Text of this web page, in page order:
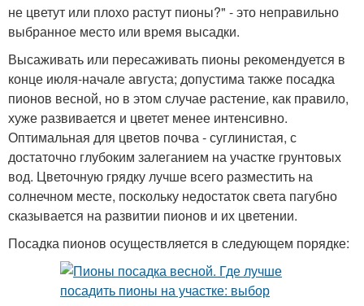
не цветут или плохо растут пионы?" - это неправильно
выбранное место или время высадки.
Высаживать или пересаживать пионы рекомендуется в
конце июля-начале августа; допустима также посадка
пионов весной, но в этом случае растение, как правило,
хуже развивается и цветет менее интенсивно.
Оптимальная для цветов почва - суглинистая, с
достаточно глубоким залеганием на участке грунтовых
вод. Цветочную грядку лучше всего разместить на
солнечном месте, поскольку недостаток света пагубно
сказывается на развитии пионов и их цветении.
Посадка пионов осуществляется в следующем порядке: